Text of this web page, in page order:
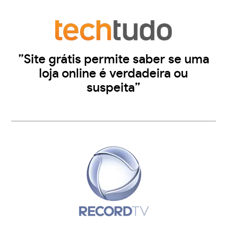
”Site grátis permite saber se uma
loja online é verdadeira ou
suspeita”